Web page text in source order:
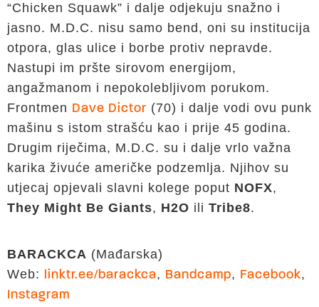
“Chicken Squawk” i dalje odjekuju snažno i
jasno. M.D.C. nisu samo bend, oni su institucija
otpora, glas ulice i borbe protiv nepravde.
Nastupi im pršte sirovom energijom,
angažmanom i nepokolebljivom porukom.
Frontmen Dave Dictor (70) i dalje vodi ovu punk
mašinu s istom strašću kao i prije 45 godina.
Drugim riječima, M.D.C. su i dalje vrlo važna
karika živuće američke podzemlja. Njihov su
utjecaj opjevali slavni kolege poput NOFX,
They Might Be Giants, H2O ili Tribe8.
BARACKCA (Mađarska)
Web: linktr.ee/barackca, Bandcamp, Facebook,
Instagram